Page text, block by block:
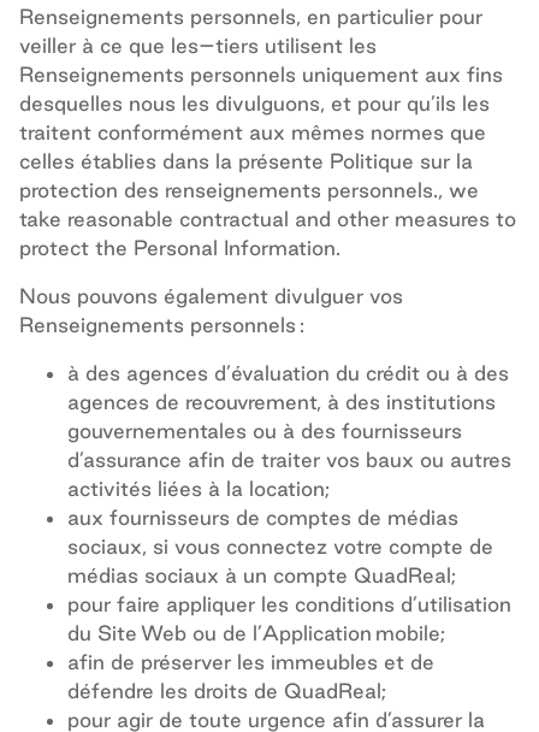
Renseignements personnels, en particulier pour
veiller à ce que les–tiers utilisent les
Renseignements personnels uniquement aux fins
desquelles nous les divulguons, et pour qu’ils les
traitent conformément aux mêmes normes que
celles établies dans la présente Politique sur la
protection des renseignements personnels., we
take reasonable contractual and other measures to
protect the Personal Information.
Nous pouvons également divulguer vos
Renseignements personnels :
à des agences d’évaluation du crédit ou à des
agences de recouvrement, à des institutions
gouvernementales ou à des fournisseurs
d’assurance afin de traiter vos baux ou autres
activités liées à la location;
aux fournisseurs de comptes de médias
sociaux, si vous connectez votre compte de
médias sociaux à un compte QuadReal;
pour faire appliquer les conditions d’utilisation
du Site Web ou de l’Application mobile;
afin de préserver les immeubles et de
défendre les droits de QuadReal;
pour agir de toute urgence afin d’assurer la